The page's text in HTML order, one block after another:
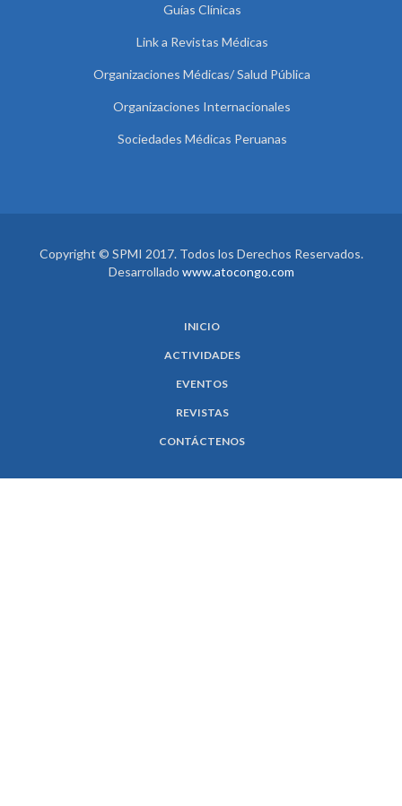
Guías Clínicas
Link a Revistas Médicas
Organizaciones Médicas/ Salud Pública
Organizaciones Internacionales
Sociedades Médicas Peruanas
Copyright © SPMI 2017. Todos los Derechos Reservados.
Desarrollado www.atocongo.com
INICIO
ACTIVIDADES
EVENTOS
REVISTAS
CONTÁCTENOS